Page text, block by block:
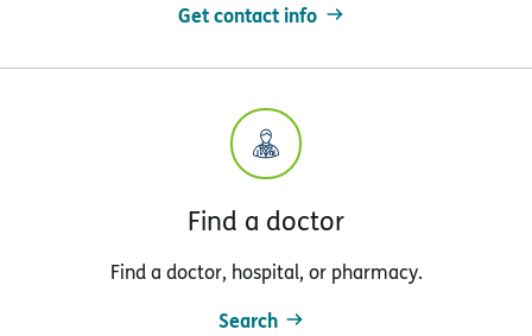
Get contact info
Find a doctor
Find a doctor, hospital, or pharmacy.
Search